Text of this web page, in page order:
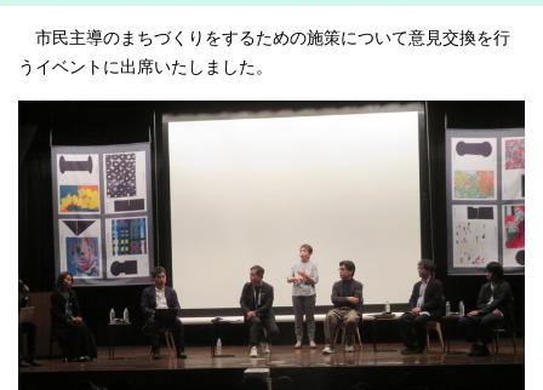
市民主導のまちづくりをするための施策について意見交換を行
うイベントに出席いたしました。